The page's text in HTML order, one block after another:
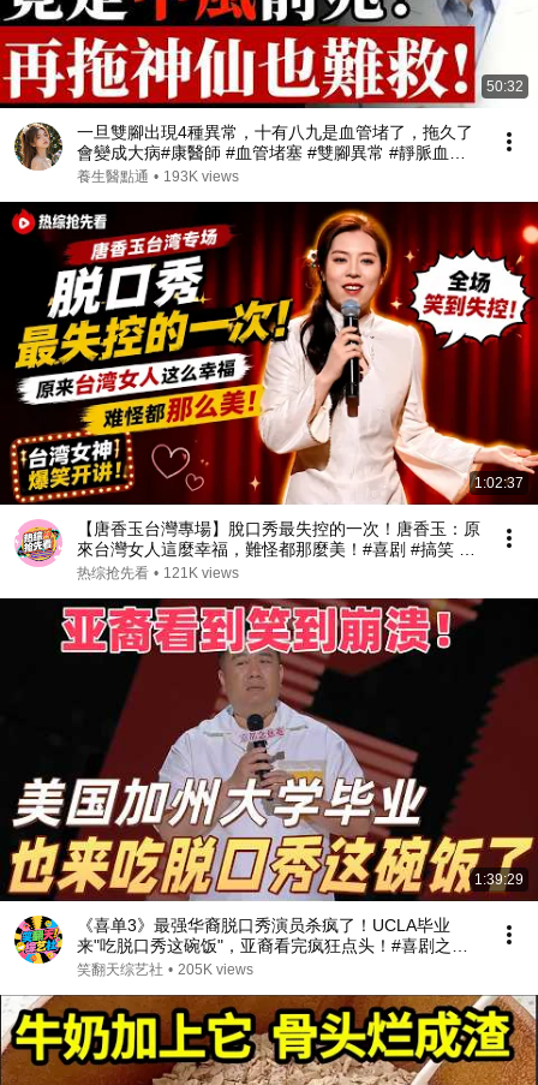
50:32
一旦雙腳出現4種異常，十有八九是血管堵了，拖久了
會變成大病#康醫師 #血管堵塞 #雙腳異常 #靜脈血栓 #
肺栓塞 #銀髮族養生 #猝死預防 #血液循環 #健康誤區
養生醫點通 • 193K views
1:02:37
【唐香玉台灣專場】脫口秀最失控的一次！唐香玉：原
來台灣女人這麼幸福，難怪都那麼美！#喜剧 #搞笑 #
娱乐 #talkshow
热综抢先看 • 121K views
1:39:29
《喜单3》最强华裔脱口秀演员杀疯了！UCLA毕业
来"吃脱口秀这碗饭"，亚裔看完疯狂点头！#喜剧之王
单口季 #脱口秀 #搞笑 #喜剧 #funny #综艺
笑翻天综艺社 • 205K views